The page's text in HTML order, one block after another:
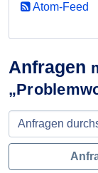
Anfragen
Atom-Feed